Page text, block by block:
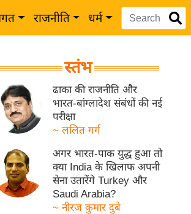
राजनीति धर्म
स्तंभ
ढाका की राजनीति और
भारत-बांग्लादेश संबंधों की नई
परीक्षा
~ ललित गर्ग
अगर भारत-पाक युद्ध हुआ तो
क्या India के खिलाफ अपनी
सेना उतारेंगे Turkey और
Saudi Arabia?
~ नीरज कुमार दुबे